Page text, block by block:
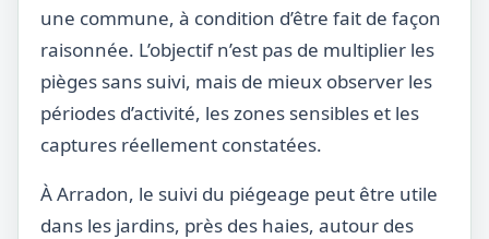
une commune, à condition d’être fait de façon
raisonnée. L’objectif n’est pas de multiplier les
pièges sans suivi, mais de mieux observer les
périodes d’activité, les zones sensibles et les
captures réellement constatées.
À Arradon, le suivi du piégeage peut être utile
dans les jardins, près des haies, autour des